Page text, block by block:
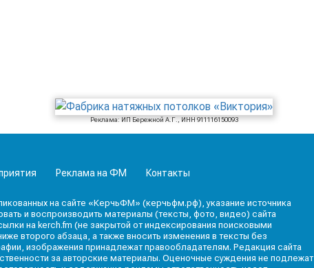
Реклама: ИП Бережной А.Г., ИНН 911116150093
Реклама на ФМ Контакты
на сайте «КерчьФМ» (керчьфм.рф), указание источника
и воспроизводить материалы (тексты, фото, видео) сайта
на kerch.fm (не закрытой от индексирования поисковыми
второго абзаца, а также вносить изменения в тексты без
изображения принадлежат правообладателям. Редакция сайта
за авторские материалы. Оценочные суждения не подлежат